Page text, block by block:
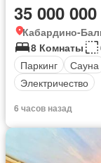
35 000
Кабардино-
8 Комнаты
Паркинг
Сауна
Электричество
6 часов назад